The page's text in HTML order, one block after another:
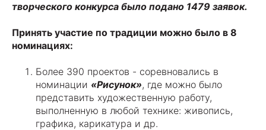
творческого конкурса было подано 1479 заявок.
Принять участие по традиции можно было в 8
номинациях:
Более 390 проектов - соревновались в
номинации «Рисунок», где можно было
представить художественную работу,
выполненную в любой технике: живопись,
графика, карикатура и др.